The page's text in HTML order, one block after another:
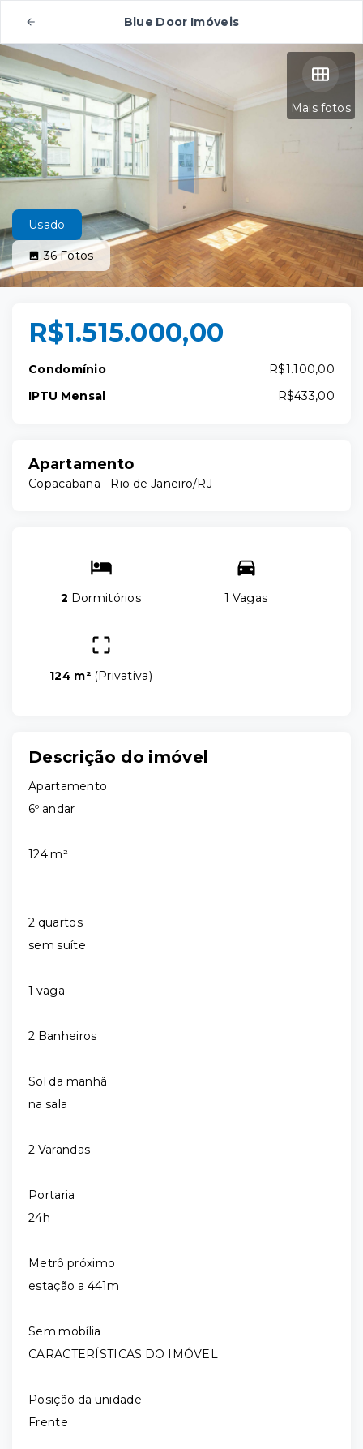
Blue Door Imóveis
Mais fotos
Usado
36Fotos
R$1.515.000,00
Condomínio
R$1.100,00
IPTU Mensal
R$433,00
Apartamento
Copacabana - Rio de Janeiro/RJ
2 Dormitórios 1 Vagas
124 m² (Privativa)
Descrição do imóvel
Apartamento
6º andar
124 m²
2 quartos
sem suíte
1 vaga
2 Banheiros
Sol da manhã
na sala
2 Varandas
Portaria
24h
Metrô próximo
estação a 441m
Sem mobília
CARACTERÍSTICAS DO IMÓVEL
Posição da unidade
Frente